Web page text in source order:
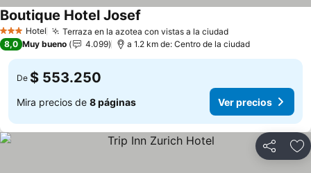
3 Estrellas
Hotel Terraza en la azotea con vistas a la ciudadVer precios
Boutique Hotel Josef
8,0 Muy bueno 4.099 a 1.2 km de: Centro de la ciudad
De $ 553.250
Mira precios de 8 páginas Ver precios
Compartir